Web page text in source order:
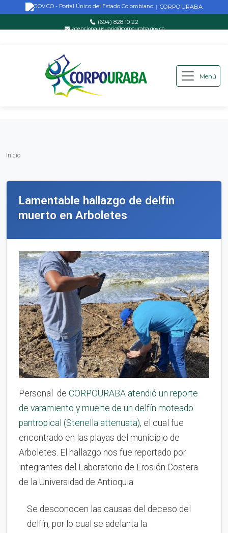
Saltar al contenido principal
| CORPOURABA
(604) 828 10 22
atencionalusuario@corpouraba.gov.co
Menú
Inicio
Lamentable hallazgo de delfín
muerto en Arboletes
Personal de CORPOURABA atendió un reporte
de varamiento y muerte de un delfín moteado
pantropical (Stenella attenuata), el cual fue
encontrado en las playas del municipio de
Arboletes. El hallazgo nos fue reportado por
integrantes del Laboratorio de Erosión Costera
de la Universidad de Antioquia.
Se desconocen las causas del deceso del
delfín, por lo cual se adelanta la